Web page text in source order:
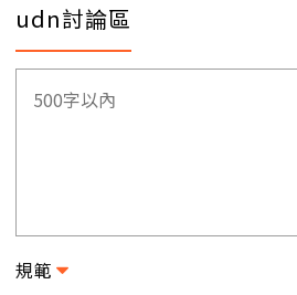
udn討論區
規範